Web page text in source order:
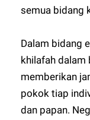
semua bidang
Dalam bidang
khilafah dalam
memberikan
pokok tiap
dan papan.